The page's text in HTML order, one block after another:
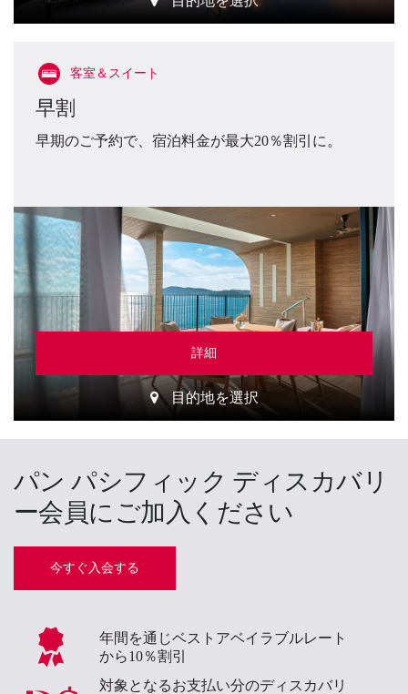
客室＆スイート
早割
早期のご予約で、宿泊料金が最大20％割引に。
詳細
目的地を選択
パン パシフィック ディスカバリ
ー会員にご加入ください
今すぐ入会する
年間を通じベストアベイラブルレート
から10％割引
対象となるお支払い分のディスカバリ